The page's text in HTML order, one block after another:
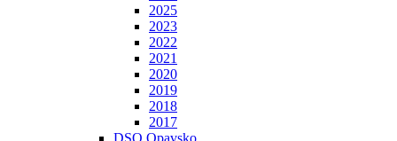
2025
2023
2022
2021
2020
2019
2018
2017
DSO Opavsko